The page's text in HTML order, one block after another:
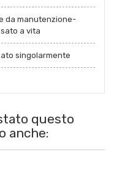
da manutenzione-
a vita
singolarmente
questo
anche: